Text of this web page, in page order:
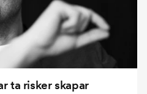
ta risker skapar